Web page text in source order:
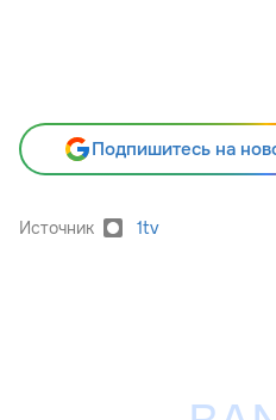
Подпишитесь на
Источник 1tv